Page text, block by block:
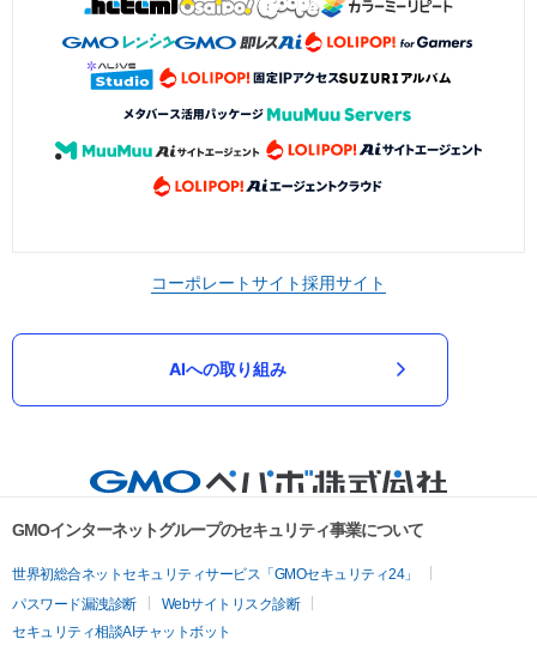
コーポレートサイト採用サイト
AIへの取り組み
GMOインターネットグループのセキュリティ事業について
世界初総合ネットセキュリティサービス「GMOセキュリティ24」
パスワード漏洩診断
Webサイトリスク診断
セキュリティ相談AIチャットボット